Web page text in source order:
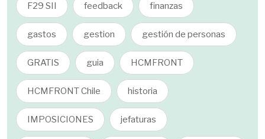
F29 SII feedback finanzas
gastos gestion gestión de personas
GRATIS guia HCMFRONT
HCMFRONT Chile historia
IMPOSICIONES jefaturas